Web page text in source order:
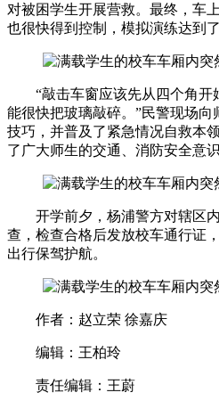
对被困学生开展营救。最终，车
也很快得到控制，模拟演练达到了
“敲击车窗应该先从四个角开
能很快把玻璃敲碎。”民警现场向
技巧，并普及了紧急情况自救本
了广大师生的交通、消防安全意识
开学前夕，杨浦警方对辖区内
查，检查合格后发放校车通行证
出行保驾护航。
作者：赵立荣 徐嘉庆
编辑：王柏玲
责任编辑：王蔚